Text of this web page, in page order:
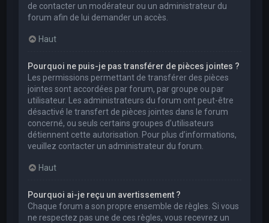
de contacter un modérateur ou un administrateur du
forum afin de lui demander un accès.
Haut
Pourquoi ne puis-je pas transférer de pièces jointes ?
Les permissions permettant de transférer des pièces
jointes sont accordées par forum, par groupe ou par
utilisateur. Les administrateurs du forum ont peut-être
désactivé le transfert de pièces jointes dans le forum
concerné, ou seuls certains groupes d’utilisateurs
détiennent cette autorisation. Pour plus d’informations,
veuillez contacter un administrateur du forum.
Haut
Pourquoi ai-je reçu un avertissement ?
Chaque forum a son propre ensemble de règles. Si vous
ne respectez pas une de ces règles, vous recevrez un